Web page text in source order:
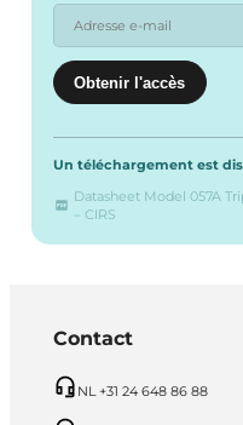
Un téléchargement est
Datasheet Model 057A
– CIRS
Contact
NL +31 24 648 86 88